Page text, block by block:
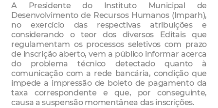
A Presidente do Instituto Municipal de
Desenvolvimento de Recursos Humanos (Imparh),
no exercício das respectivas atribuições e
considerando o teor dos diversos Editais que
regulamentam os processos seletivos com prazo
de inscrição aberto, vem a público informar acerca
do problema técnico detectado quanto à
comunicação com a rede bancária, condição que
impede a impressão de boleto de pagamento da
taxa correspondente e que, por conseguinte,
causa a suspensão momentânea das inscrições.